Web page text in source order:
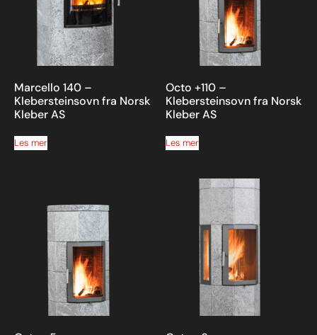
Marcello 140 –
Klebersteinsovn fra Norsk
Kleber AS
Les mer
Octo +110 –
Klebersteinsovn fra Norsk
Kleber AS
Les mer